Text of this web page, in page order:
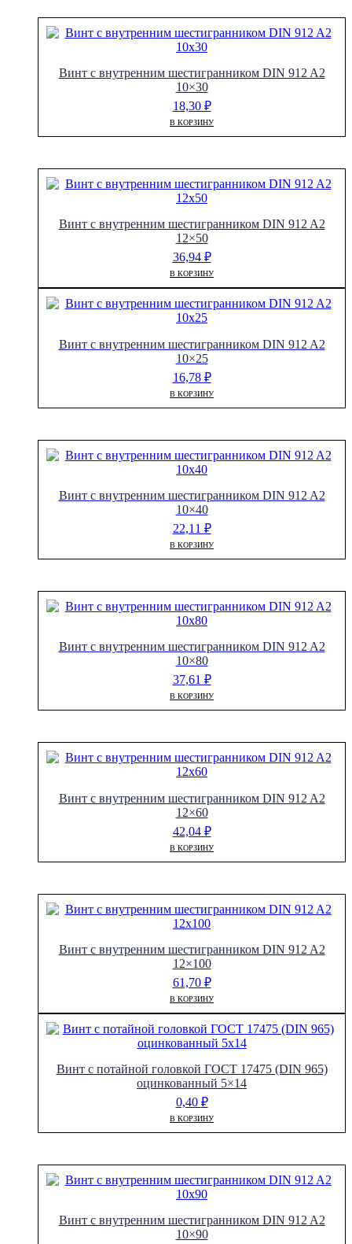
Винт с внутренним шестигранником DIN 912 A2
10×30
18,30 ₽
В КОРЗИНУ
Винт с внутренним шестигранником DIN 912 A2
12×50
36,94 ₽
В КОРЗИНУ
Винт с внутренним шестигранником DIN 912 A2
10×25
16,78 ₽
В КОРЗИНУ
Винт с внутренним шестигранником DIN 912 A2
10×40
22,11 ₽
В КОРЗИНУ
Винт с внутренним шестигранником DIN 912 A2
10×80
37,61 ₽
В КОРЗИНУ
Винт с внутренним шестигранником DIN 912 A2
12×60
42,04 ₽
В КОРЗИНУ
Винт с внутренним шестигранником DIN 912 A2
12×100
61,70 ₽
В КОРЗИНУ
Винт с потайной головкой ГОСТ 17475 (DIN 965)
оцинкованный 5×14
0,40 ₽
В КОРЗИНУ
Винт с внутренним шестигранником DIN 912 A2
10×90